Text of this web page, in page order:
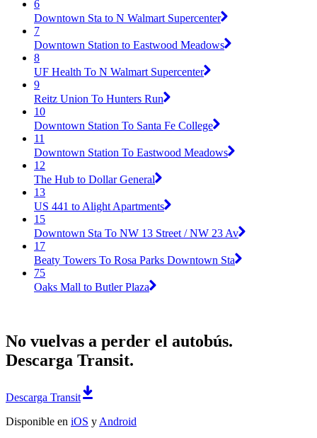
6
Downtown Sta to N Walmart Supercenter
7
Downtown Station to Eastwood Meadows
8
UF Health To N Walmart Supercenter
9
Reitz Union To Hunters Run
10
Downtown Station To Santa Fe College
11
Downtown Station To Eastwood Meadows
12
The Hub to Dollar General
13
US 441 to Alight Apartments
15
Downtown Sta To NW 13 Street / NW 23 Av
17
Beaty Towers To Rosa Parks Downtown Sta
75
Oaks Mall to Butler Plaza
No vuelvas a perder el autobús.
Descarga Transit.
Descarga Transit
Disponible en iOS y Android